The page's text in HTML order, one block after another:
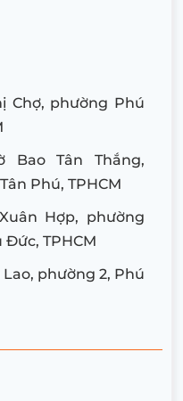
Chợ, phường Phú
Bao Tân Thắng,
Phú, TPHCM
Hợp, phường
Đức, TPHCM
phường 2, Phú